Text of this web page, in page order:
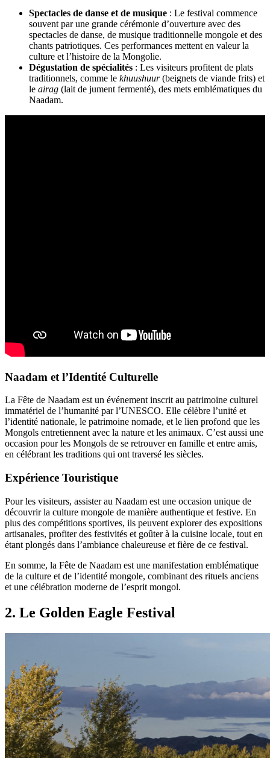
Spectacles de danse et de musique : Le festival commence
souvent par une grande cérémonie d’ouverture avec des
spectacles de danse, de musique traditionnelle mongole et des
chants patriotiques. Ces performances mettent en valeur la
culture et l’histoire de la Mongolie.
Dégustation de spécialités : Les visiteurs profitent de plats
traditionnels, comme le khuushuur(beignets de viande frits) et
le airag (lait de jument fermenté), des mets emblématiques du
Naadam.
Naadam et l’Identité Culturelle
La Fête de Naadam est un événement inscrit au patrimoine culturel
immatériel de l’humanité par l’UNESCO. Elle célèbre l’unité et
l’identité nationale, le patrimoine nomade, et le lien profond que les
Mongols entretiennent avec la nature et les animaux. C’est aussi une
occasion pour les Mongols de se retrouver en famille et entre amis,
en célébrant les traditions qui ont traversé les siècles.
Expérience Touristique
Pour les visiteurs, assister au Naadam est une occasion unique de
découvrir la culture mongole de manière authentique et festive. En
plus des compétitions sportives, ils peuvent explorer des expositions
artisanales, profiter des festivités et goûter à la cuisine locale, tout en
étant plongés dans l’ambiance chaleureuse et fière de ce festival.
En somme, la Fête de Naadam est une manifestation emblématique
de la culture et de l’identité mongole, combinant des rituels anciens
et une célébration moderne de l’esprit mongol.
2. Le Golden Eagle Festival